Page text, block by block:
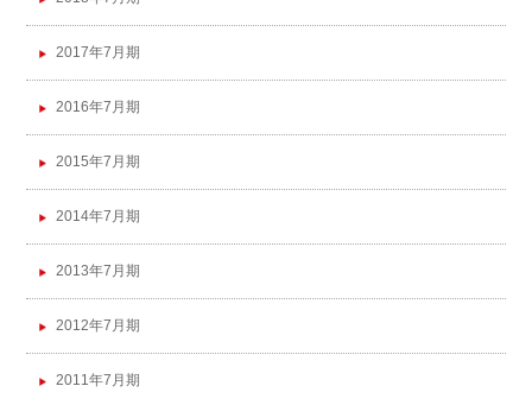
2017年7月期
2016年7月期
2015年7月期
2014年7月期
2013年7月期
2012年7月期
2011年7月期